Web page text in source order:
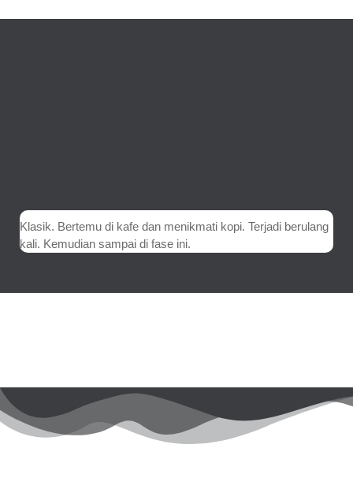
Klasik. Bertemu di kafe dan menikmati kopi. Terjadi berulang
kali. Kemudian sampai di fase ini.